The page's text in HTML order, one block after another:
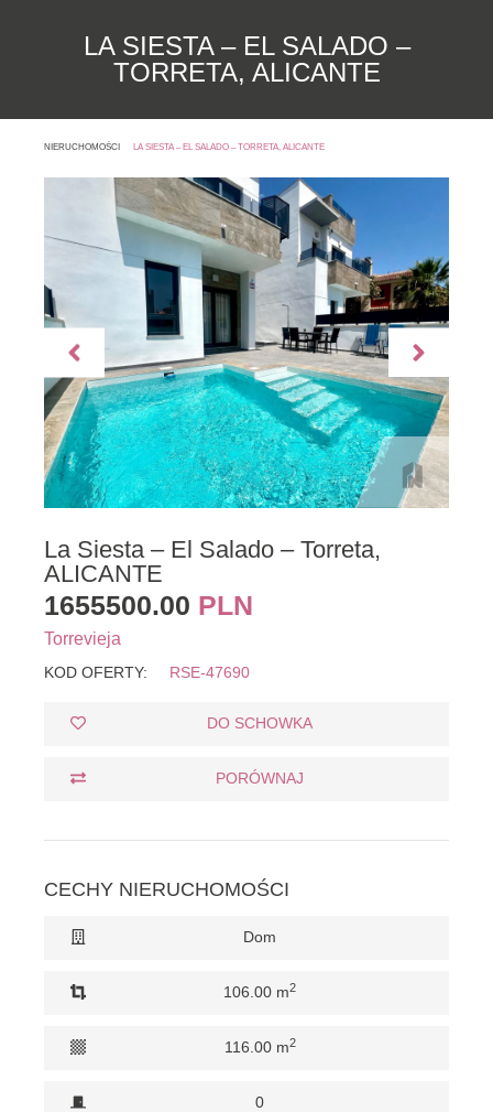
LA SIESTA – EL SALADO –
TORRETA, ALICANTE
NIERUCHOMOŚCI LA SIESTA – EL SALADO – TORRETA, ALICANTE
La Siesta – El Salado – Torreta,
ALICANTE
1655500.00 PLN
Torrevieja
KOD OFERTY: RSE-47690
DO SCHOWKA
PORÓWNAJ
CECHY NIERUCHOMOŚCI
Dom
106.00 m2
116.00 m2
0